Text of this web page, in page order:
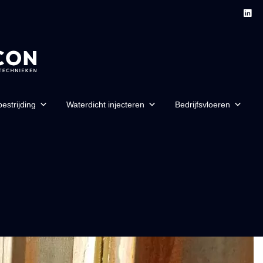
Waterdicht injecteren Bedrijfsvloeren